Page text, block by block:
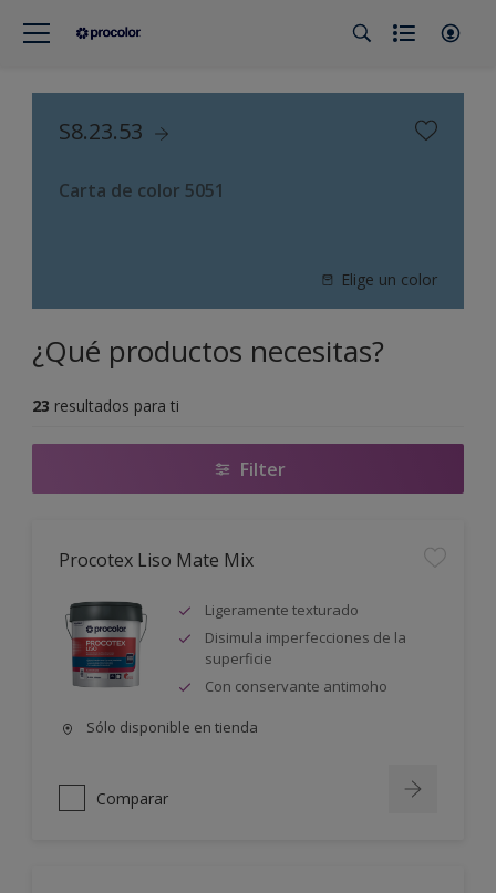
S8.23.53
Carta de color 5051
Elige un color
¿Qué productos necesitas?
23 resultados para ti
Filter
Procotex Liso Mate Mix
Ligeramente texturado
Disimula imperfecciones de la
superficie
Con conservante antimoho
Sólo disponible en tienda
Comparar